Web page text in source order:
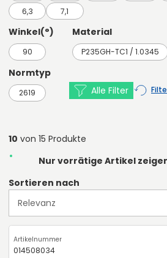
6,3
7,1
Winkel(°)
90
Material
P235GH-TC1 / 1.0345
Normtyp
2619 Alle Filter
10 von 15 Produkte
Nur vorrätige Artikel
Sortieren nach
014508034